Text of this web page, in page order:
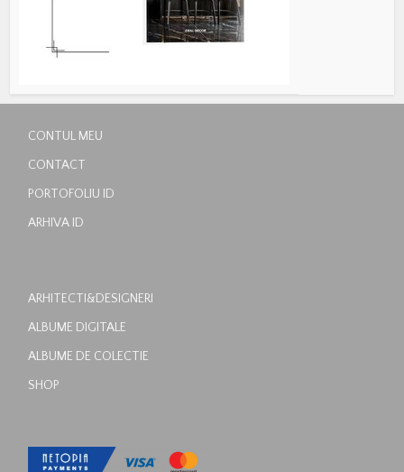
CONTUL MEU
CONTACT
PORTOFOLIU ID
ARHIVA ID
ARHITECTI&DESIGNERI
ALBUME DIGITALE
ALBUME DE COLECTIE
SHOP